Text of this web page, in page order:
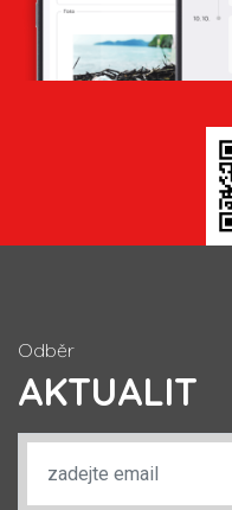
Odběr
AKTUALIT